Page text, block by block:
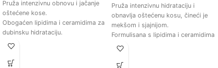
Pruža intenzivnu obnovu i jačanje
oštećene kose.
Obogaćen lipidima i ceramidima za
dubinsku hidrataciju.
Pomaže u smanjenju lomljenja i
poboljšava elastičnost kose.
Ostavlja kosu mekom, glatkom i
Pruža intenzivnu hidrataciju i
obnavlja oštećenu kosu, čineći je
mekšom i sjajnijom.
Formulisana s lipidima i ceramidima
koji jačaju strukturu kose i smanjuju
lomljenje.
Dubinski hrani kosu, poboljšavajući